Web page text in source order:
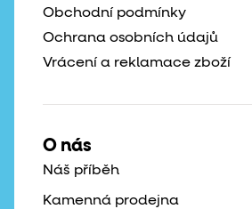
Obchodní podmínky
Ochrana osobních údajů
Vrácení a reklamace zboží
O nás
Náš příběh
Kamenná prodejna